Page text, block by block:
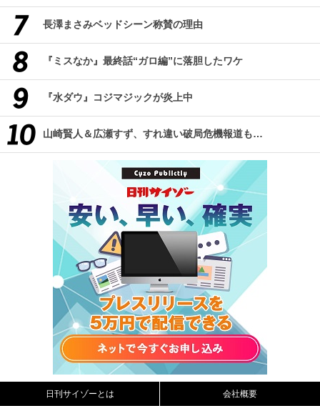
長澤まさみベッドシーン称賛の理由
『ミスなか』最終話“ガロ編”に落胆したワケ
『水ダウ』コジマジックが炎上中
山崎賢人＆広瀬すず、すれ違い破局危機報道も…
日刊サイゾーとは 会社概要